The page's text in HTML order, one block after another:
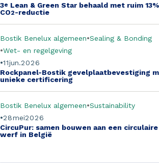
3e Lean & Green Star behaald met ruim 13%
CO2-reductie
jun.
11 2026
Bostik Benelux algemeen Sealing & Bonding
Wet- en regelgeving
Rockpanel-Bostik gevelplaatbevestiging
unieke certificering
mei
28 2026
Bostik Benelux algemeen Sustainability
CircuPur: samen bouwen aan een circulaire
werf in België